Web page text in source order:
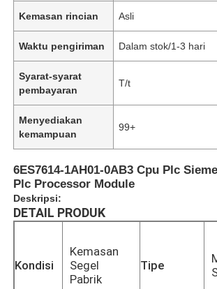
Kemasan rincian Asli
Waktu pengiriman Dalam stok/1-3 hari
Syarat-syarat
pembayaran
T/t
Menyediakan
kemampuan
99+
6ES7614-1AH01-0AB3 Cpu Plc
Plc Processor Module
Deskripsi:
DETAIL PRODUK
Kondisi
Kemasan
Segel
Pabrik
Tipe